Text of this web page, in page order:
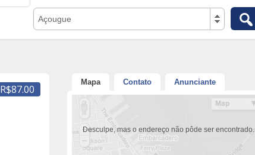
Açougue
R$87.00
Mapa Contato Anunciante
Desculpe, mas o endereço não pôde ser encontrado.